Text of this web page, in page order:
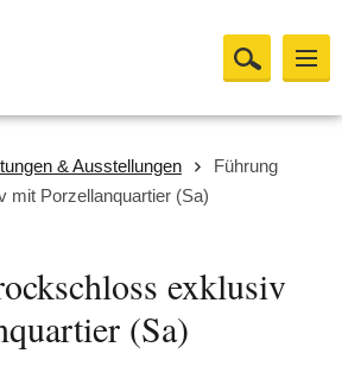
& Ausstellungen
Führung
mit Porzellanquartier (Sa)
exklusiv
(Sa)